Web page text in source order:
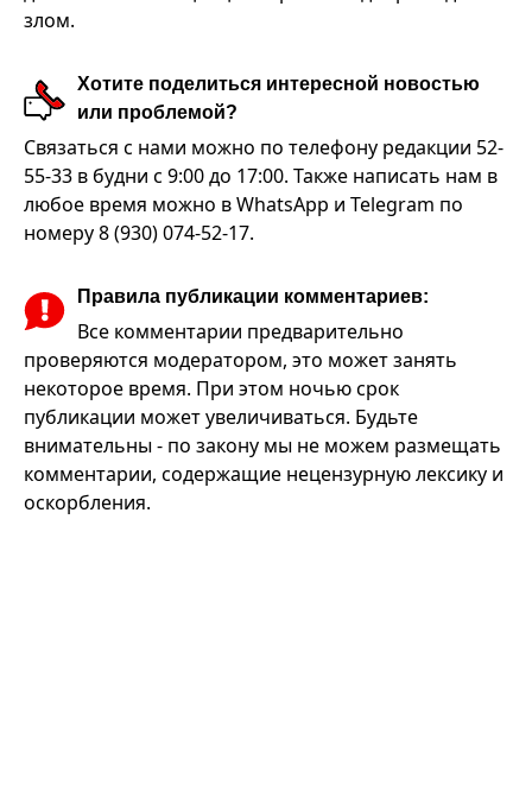
злом.
Хотите поделиться интересной новостью
или проблемой?
Связаться с нами можно по телефону редакции 52-
55-33 в будни с 9:00 до 17:00. Также написать нам в
любое время можно в WhatsApp и Telegram по
номеру 8 (930) 074-52-17.
Правила публикации комментариев:
Все комментарии предварительно
проверяются модератором, это может занять
некоторое время. При этом ночью срок
публикации может увеличиваться. Будьте
внимательны - по закону мы не можем размещать
комментарии, содержащие нецензурную лексику и
оскорбления.